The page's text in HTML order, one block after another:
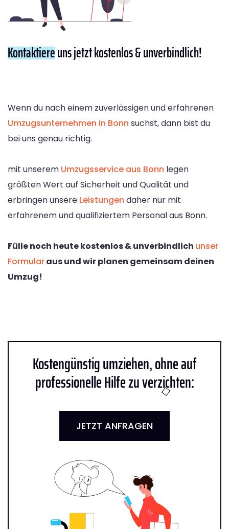
Kontaktiereuns jetzt kostenlos & unverbindlich!
Wenn du nach einem zuverlässigen und erfahrenen
Umzugsunternehmen in Bonn suchst, dann bist du
bei uns genau richtig.
mit unserem Umzugsservice aus Bonn legen
größten Wert auf Sicherheit und Qualität und
erbringen unsere Leistungen daher nur mit
erfahrenem und qualifiziertem Personal aus Bonn.
Fülle noch heute kostenlos & unverbindlich unser
Formularaus und wir planen gemeinsam deinen
Umzug!
Kostengünstig umziehen, ohne auf
professionelle Hilfe zu verzichten:
JETZT ANFRAGEN